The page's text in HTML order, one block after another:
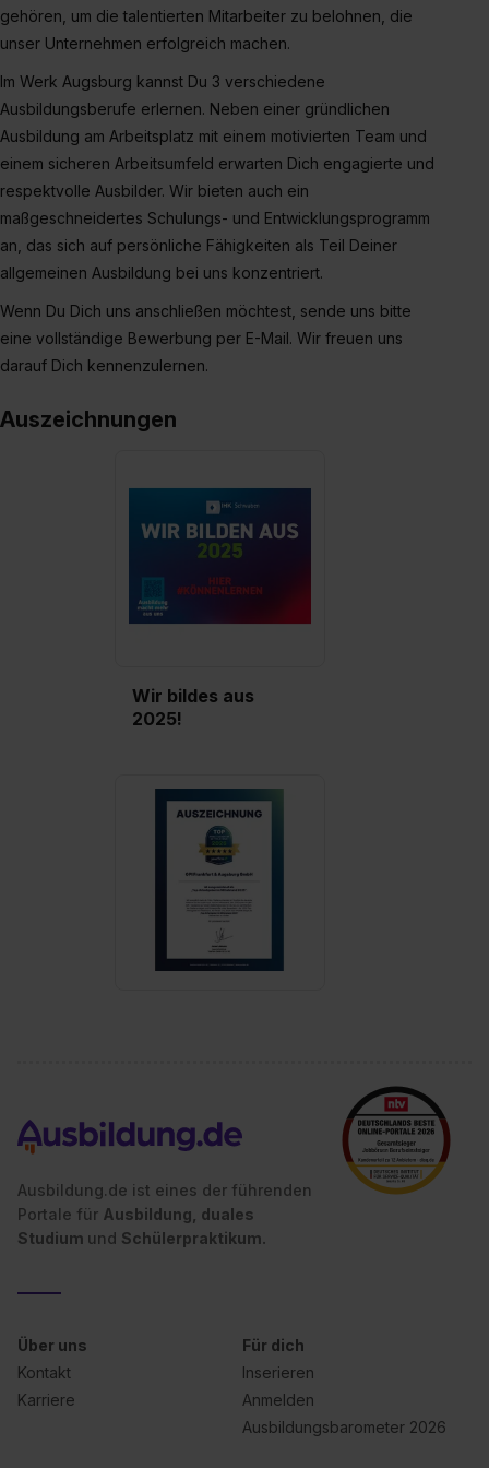
zur Übermittlung deiner Daten in die USA (Art. 49 Abs. 1
S. 1 lit. a) DS-GVO). Die USA verfügen über kein
II). Du kannst die von dir erteilte Einwilligung jederzeit mit
Wirkung für die Zukunft ganz oder teilweise über unsere
Datenschutzerklärung unter dem Punkt „Datenschutz-
Einstellungen“ widerrufen. Weitere Informationen zu den
einzelnen Cookies findest du durch Klick auf „Details
zeigen“. Weitere Informationen:Datenschutzerklärung
Impressum .
gehören, um die talentierten Mitarbeiter zu belohnen, die
unser Unternehmen erfolgreich machen.
Im Werk Augsburg kannst Du 3 verschiedene
Ausbildungsberufe erlernen. Neben einer gründlichen
Ausbildung am Arbeitsplatz mit einem motivierten Team und
einem sicheren Arbeitsumfeld erwarten Dich engagierte und
respektvolle Ausbilder. Wir bieten auch ein
maßgeschneidertes Schulungs- und Entwicklungsprogramm
an, das sich auf persönliche Fähigkeiten als Teil Deiner
allgemeinen Ausbildung bei uns konzentriert.
Wenn Du Dich uns anschließen möchtest, sende uns bitte
eine vollständige Bewerbung per E-Mail. Wir freuen uns
darauf Dich kennenzulernen.
Auszeichnungen
Wir bildes aus
2025!
Ausbildung.de ist eines der führenden
Portale für Ausbildung, duales
Studium und Schülerpraktikum.
Über uns
Kontakt
Karriere
Für dich
Inserieren
Anmelden
Ausbildungsbarometer 2026